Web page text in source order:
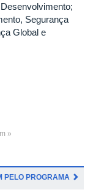
Segurança
Global e
»
PELO PROGRAMA